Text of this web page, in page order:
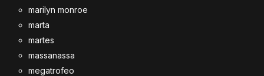
marilyn monroe
marta
martes
massanassa
megatrofeo